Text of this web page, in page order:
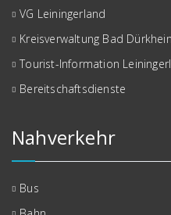
VG Leiningerland
Kreisverwaltung Bad
Tourist-Information
Bereitschaftsdienste
Nahverkehr
Bus